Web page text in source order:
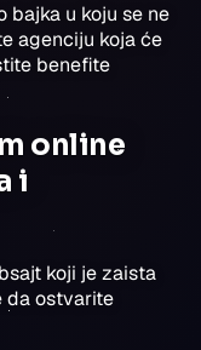
bajka u koju se ne
agenciju koja će
benefite
online
i
koji je zaista
da ostvarite